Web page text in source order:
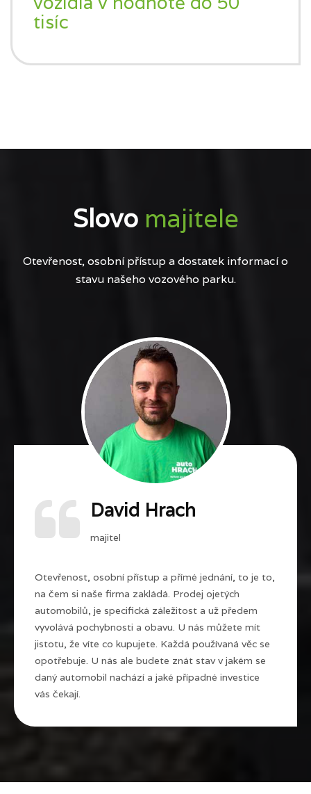
tisíc
Slovo majitele
Otevřenost, osobní přístup a dostatek informací o
stavu našeho vozového parku.
David Hrach
majitel
Otevřenost, osobní přístup a přímé jednání, to je to,
na čem si naše firma zakládá. Prodej ojetých
automobilů, je specifická záležitost a už předem
vyvolává pochybnosti a obavu. U nás můžete mít
jistotu, že víte co kupujete. Každá používaná věc se
opotřebuje. U nás ale budete znát stav v jakém se
daný automobil nachází a jaké případné investice
vás čekají.